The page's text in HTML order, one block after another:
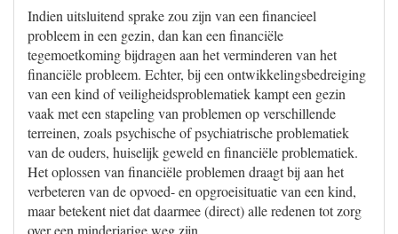
Indien uitsluitend sprake zou zijn van een financieel
probleem in een gezin, dan kan een financiële
tegemoetkoming bijdragen aan het verminderen van het
financiële probleem. Echter, bij een ontwikkelingsbedreiging
van een kind of veiligheidsproblematiek kampt een gezin
vaak met een stapeling van problemen op verschillende
terreinen, zoals psychische of psychiatrische problematiek
van de ouders, huiselijk geweld en financiële problematiek.
Het oplossen van financiële problemen draagt bij aan het
verbeteren van de opvoed- en opgroeisituatie van een kind,
maar betekent niet dat daarmee (direct) alle redenen tot zorg
over een minderjarige weg zijn.